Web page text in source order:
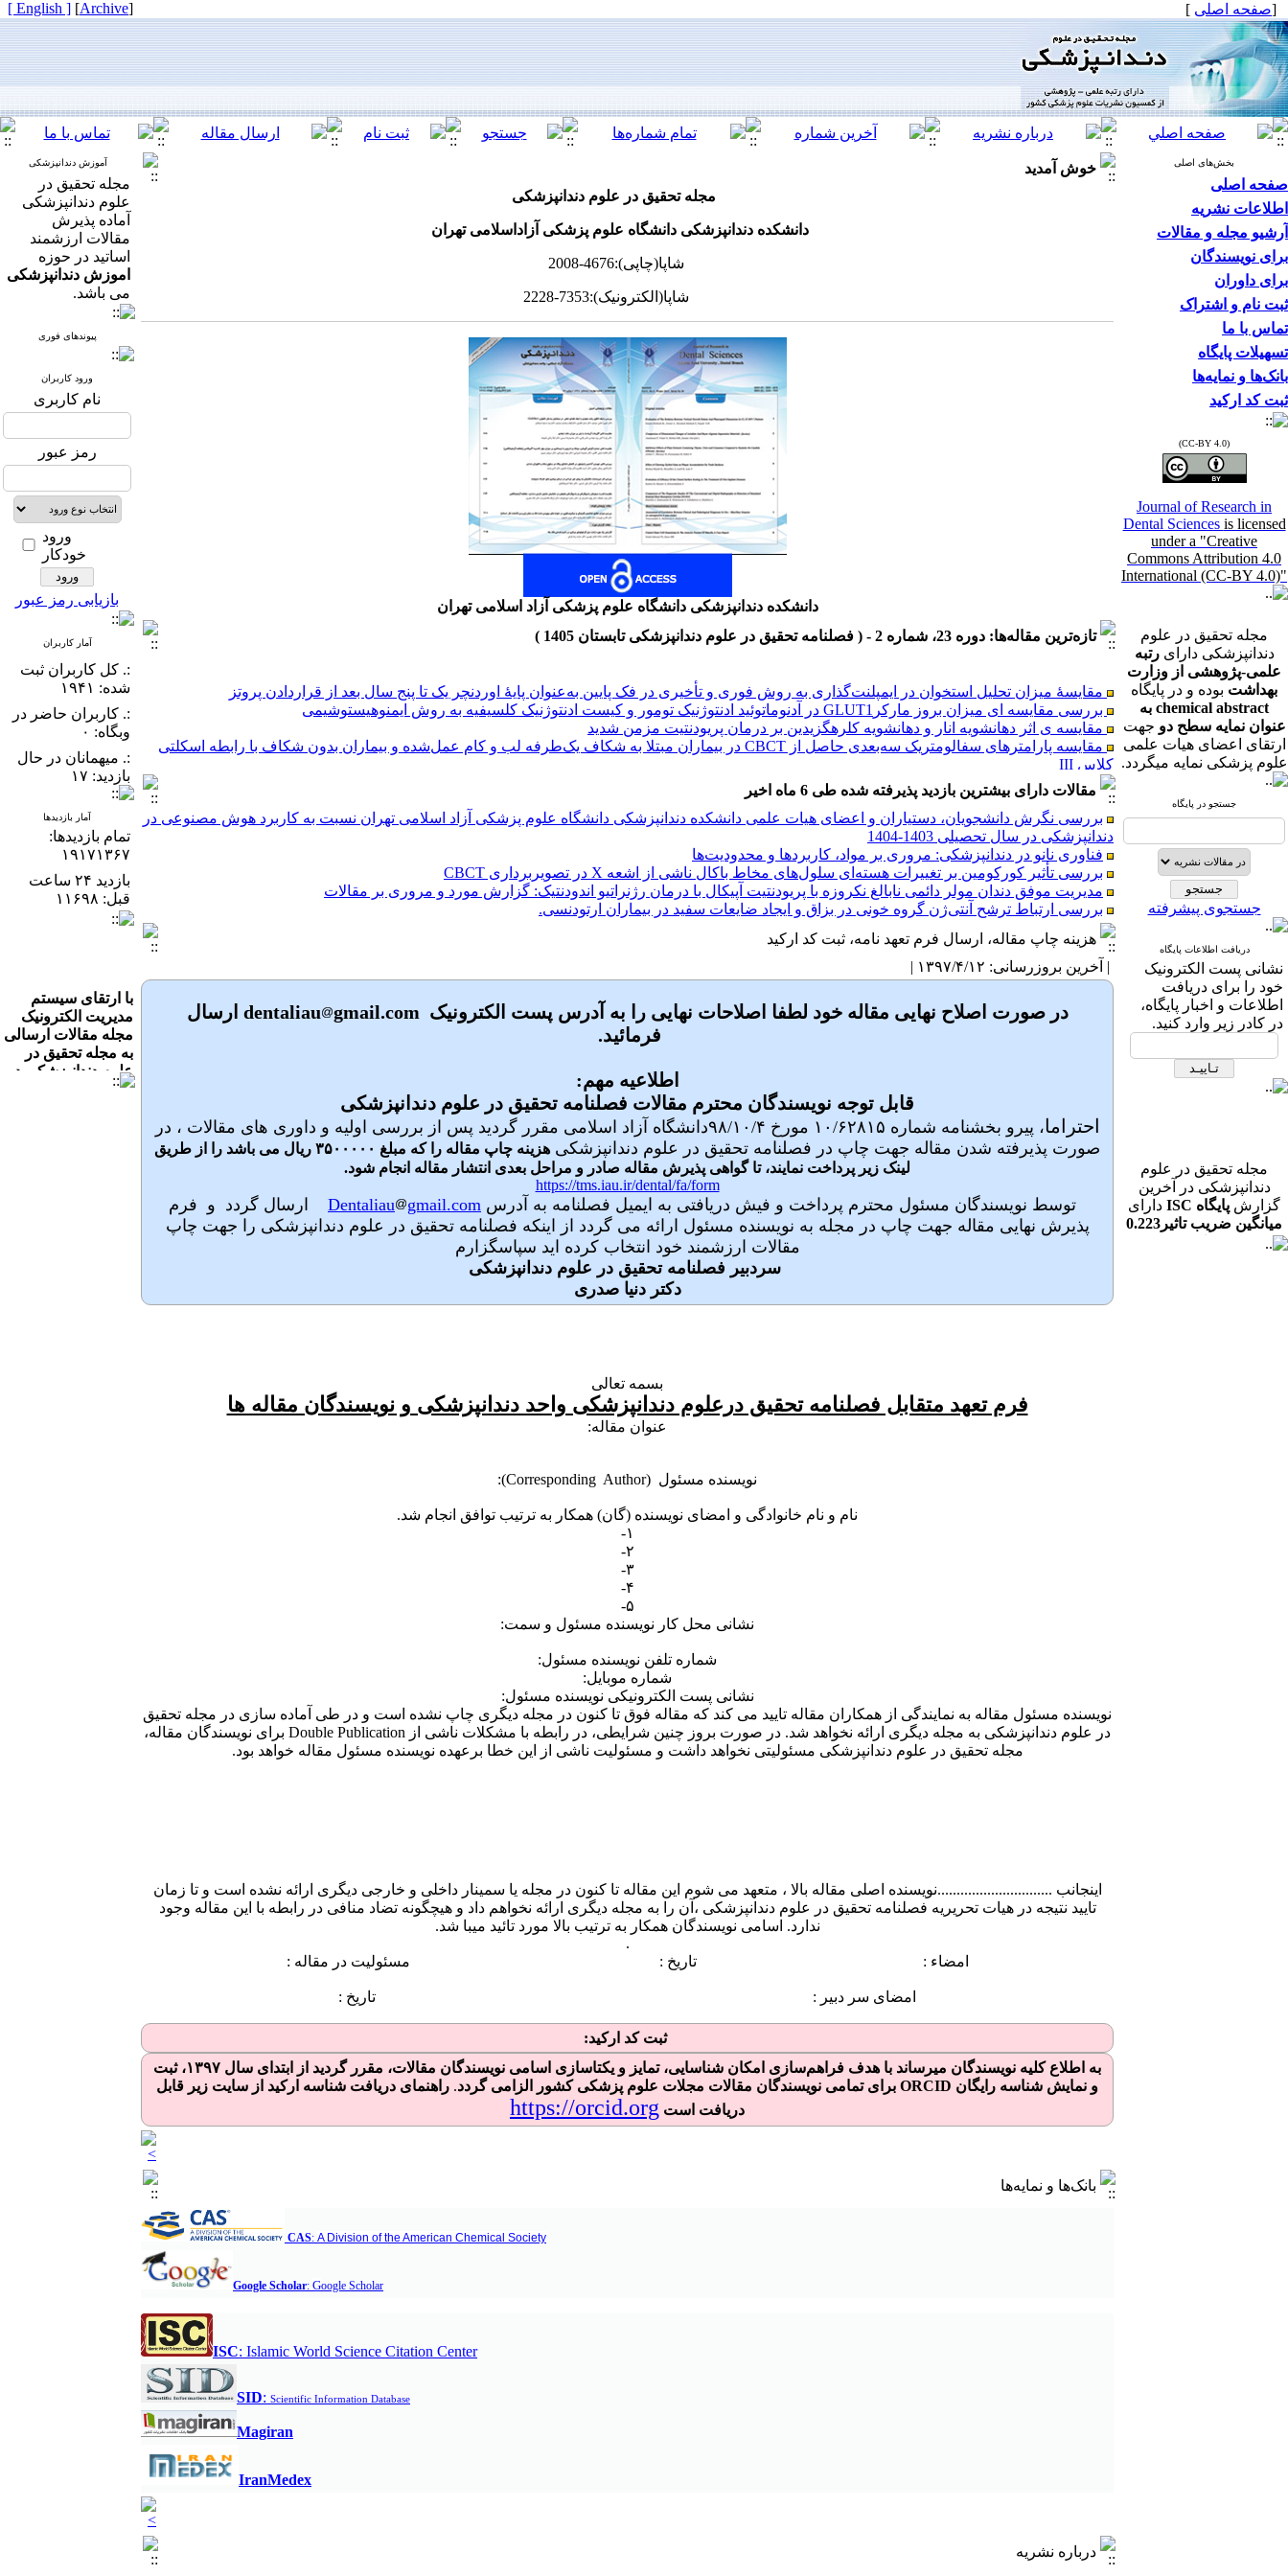
[صفحه اصلی ]
[
Archive
]
[ English ]
بخش‌های اصلی
صفحه اصلی
اطلاعات نشریه
آرشیو مجله و مقالات
برای نویسندگان
برای داوران
ثبت نام و اشتراک
تماس با ما
تسهیلات پایگاه
بانک‌ها و نمایه‌ها
ثبت کد ارکید
(CC-BY 4.0)
Journal of Research in
Dental Sciences is licensed
under a "Creative
Commons Attribution 4.0
International (CC-BY 4.0)"
مجله تحقیق در علوم
دندانپزشکی دارایرتبه
علمی-پژوهشی از وزارت
بهداشت بوده و در پایگاه
chemical abstract به
عنوان نمایه سطح دو جهت
ارتقای اعضای هیات علمی
علوم پزشکی نمایه میگردد.
جستجو در پایگاه
جستجوی پیشرفته
دریافت اطلاعات پایگاه
نشانی پست الكترونیک
خود را برای دریافت
اطلاعات و اخبار پایگاه،
در كادر زیر وارد كنید.
مجله تحقیق در علوم
دندانپزشکی در آخرین
گزارشپایگاه ISC
دارای
میانگین ضریب تاثیر0.223
در رشته دندانپزشکی می
خوش آمدید
مجله تحقیق در علوم دندانپزشکی
دانشکده دندانپزشکی دانشگاه علوم پزشکی آزاداسلامی تهران
شاپا(چاپی):4676-2008
شاپا(الکترونیک):7353-2228
دانشکده دندانپزشکی دانشگاه علوم پزشکی آزاد اسلامی تهران
تازه‌ترین مقاله‌ها: دوره 23، شماره 2 - ( فصلنامه تحقیق در علوم دندانپزشکی تابستان 1405 )
مقایسۀ میزان تحلیل استخوان در ایمپلنت‌گذاری به روش فوری و تأخیری در فک پایین به‌عنوان پایۀ اوردنچر یک تا پنج سال بعد از قراردادن پروتز
بررسی مقایسه ای میزان بروز مارکرGLUT1 در آدنوماتوئید ادنتوژنیک تومور و کیست ادنتوژنیک کلسیفیه به روش ایمنوهیستوشیمی
مقایسه ی اثر دهانشویه انار و دهانشویه کلرهگزیدین بر درمان پریودنتیت مزمن شدید
مقایسه پارامترهای سفالومتریک سه‌بعدی حاصل از CBCT در بیماران مبتلا به شکاف یک‌طرفه لب و کام عمل‌شده و بیماران بدون شکاف با رابطه اسکلتی
کلاس III
در بیماران مراجعه کننده به بیمارستان بو علی
ارتباط بین شاخص کورتیکال مندیبل (MCI) و تعداد دندان‌های باقی‌مانده در بزرگسالان ایرانی: یک مطالعه مقطعی تحلیلی بر اساس رادیوگرافی پانورامیک
رابطه بین الگوی رشد عمودی صورت و موقعیت کندیل در حفره گلنوئید: یک مطالعه CBCT
بررسی اثربخشی فیشورسیلانت در پیشگیری از پوسیدگی دندانی در کودکان12تا 14 سال؛ یک مطالعه گذشته نگر
ارزیابی دانش و نگرش دانشجویان دانشکده دندانپزشکی دانشگاه علوم پزشکی البرز در زمینه اخلاق حرفه‌ای در سال 1403
مقایسۀ میزان تحلیل استخوان در ایمپلنت‌گذاری به روش فوری و تأخیری در فک پایین به‌عنوان پایۀ اوردنچر یک تا پنج سال بعد از قراردادن پروتز
بررسی مقایسه ای میزان بروز مارکرGLUT1 در آدنوماتوئید ادنتوژنیک تومور و کیست ادنتوژنیک کلسیفیه به روش ایمنوهیستوشیمی
مقایسه ی اثر دهانشویه انار و دهانشویه کلرهگزیدین بر درمان پریودنتیت مزمن شدید
مقایسه پارامترهای سفالومتریک سه‌بعدی حاصل از CBCT در بیماران مبتلا به شکاف یک‌طرفه لب و کام عمل‌شده و بیماران بدون شکاف با رابطه اسکلتی
رابطه بین الگوی رشد عمودی صورت و موقعیت کندیل در حفره گلنوئید: یک مطالعه CBCT
بررسی اثربخشی فیشورسیلانت در پیشگیری از پوسیدگی دندانی در کودکان12تا 14 سال؛ یک مطالعه گذشته نگر
ارزیابی دانش و نگرش دانشجویان دانشکده دندانپزشکی دانشگاه علوم پزشکی البرز در زمینه اخلاق حرفه‌ای در سال 1403
مقالات دارای بیشترین بازدید پذیرفته شده طی 6 ماه اخیر
بررسی نگرش دانشجویان، دستیاران و اعضای هیات علمی دانشکده دندانپزشکی دانشگاه علوم پزشکی آزاد اسلامی تهران نسبت به کاربرد هوش مصنوعی در
دندانپزشکی در سال تحصیلی 1403-1404
فناوری نانو در دندانپزشکی: مروری بر مواد، کاربردها و محدودیت‌ها
بررسی تأثیر کورکومین بر تغییرات هسته‌ای سلول‌های مخاط باکال ناشی از اشعه X در تصویربرداری CBCT
مدیریت موفق دندان مولر دائمی نابالغ نکروزه با پریودنتیت آپیکال با درمان رژنراتیو اندودنتیک: گزارش مورد و مروری بر مقالات
بررسی ارتباط ترشح آنتی‌ژن گروه خونی در بزاق و ایجاد ضایعات سفید در بیماران ارتودنسی.
هزینه چاپ مقاله، ارسال فرم تعهد نامه، ثبت کد ارکید
| آخرین بروزرسانی: ۱۳۹۷/۴/۱۲ |
در صورت اصلاح نهایی مقاله خود لطفا اصلاحات نهایی را به آدرس پست الکترونیک dentaliau
gmail.com ارسال
فرمائید.
اطلاعیه مهم:
قابل توجه نویسندگان محترم مقالات فصلنامه تحقیق در علوم دندانپزشکی
احتراما
، پیرو بخشنامه شماره ۱۰/۶۲۸۱۵ مورخ ۹۸/۱۰/۴دانشگاه آزاد اسلامی مقرر گردید پس از بررسی اولیه و داوری های مقالات ، در
صورت پذیرفته شدن مقاله جهت چاپ در فصلنامه تحقیق در علوم دندانپزشکی
هزینه چاپ مقاله را که مبلغ ۳۵۰۰۰۰۰ ریال می باشد را از طریق
لینک زیر پرداخت نمایند، تا گواهی پذیرش مقاله صادر و مراحل بعدی انتشار مقاله انجام شود.
https://tms.iau.ir/dental/fa/form
توسط نویسندگان مسئول محترم پرداخت و فیش دریافتی به ایمیل فصلنامه به آدرس Dentaliau gmail.com ارسال گردد و فرم
پذیرش نهایی مقاله جهت چاپ در مجله به نویسنده مسئول ارائه می گردد از اینکه فصلنامه تحقیق در علوم دندانپزشکی را جهت چاپ
مقالات ارزشمند خود انتخاب کرده اید سپاسگزارم
سردبیر فصلنامه تحقیق در علوم دندانپزشکی
دکتر دنیا صدری
بسمه تعالی
فرم تعهد متقابل فصلنامه تحقیق درعلوم دندانپزشکی واحد دندانپزشکی و نویسندگان مقاله ها
عنوان مقاله:
نویسنده مسئول (Corresponding Author):
نام و نام خانوادگی و امضای نویسنده (گان) همکار به ترتیب توافق انجام شد.
۱-
۲-
۳-
۴-
۵-
نشانی محل کار نویسنده مسئول و سمت:
شماره تلفن نویسنده مسئول:
شماره موبایل:
نشانی پست الکترونیکی نویسنده مسئول:
نویسنده مسئول مقاله به نمایندگی از همکاران مقاله تایید می کند که مقاله فوق تا کنون در مجله دیگری چاپ نشده است و در طی آماده سازی در مجله تحقیق
در علوم دندانپزشکی به مجله دیگری ارائه نخواهد شد. در صورت بروز چنین شرایطی، در رابطه با مشکلات ناشی از Double Publication برای نویسندگان مقاله،
مجله تحقیق در علوم دندانپزشکی مسئولیتی نخواهد داشت و مسئولیت ناشی از این خطا برعهده نویسنده مسئول مقاله خواهد بود.
اینجانب ..............................نویسنده اصلی مقاله بالا ، متعهد می شوم این مقاله تا کنون در مجله یا سمینار داخلی و خارجی دیگری ارائه نشده است و تا زمان
تایید نتیجه در هیات تحریریه فصلنامه تحقیق در علوم دندانپزشکی ،آن را به مجله دیگری ارائه نخواهم داد و هیچگونه تضاد منافی در رابطه با این مقاله وجود
ندارد. اسامی نویسندگان همکار به ترتیب بالا مورد تائید میبا شد.
.
امضاء : تاریخ : مسئولیت در مقاله :
امضای سر دبیر : تاریخ :
ثبت کد ارکید:
به اطلاع کلیه نویسندگان میرساند با هدف فراهم‌سازی امکان شناسایی، تمایز و یکتاسازی اسامی نویسندگان مقالات، مقرر گردید از ابتدای سال ۱۳۹۷،‌ ثبت
و نمایش شناسه رایگان ORCID برای تمامی نویسندگان مقالات مجلات علوم پزشکی کشور الزامی‌ گردد. راهنمای دریافت شناسه ارکید از سایت زیر قابل
دریافت است https://orcid.org
بانک‌ها و نمایه‌ها
CAS: A Division of the American Chemical Society
Google Scholar: Google Scholar
ISC: Islamic World Science Citation Center
SID: Scientific Information Database
Magiran
IranMedex
درباره نشریه
آموزش دندانپزشکی
مجله تحقیق در
علوم دندانپزشکی
آماده پذیرش
مقالات ارزشمند
اساتید در حوزه
اموزش دندانپزشکی
می باشد.
پیوندهای فوری
ورود کاربران
نام کاربری
رمز عبور
ورود
خودکار
بازیابی رمز عبور
آمار کاربران
:. کل کاربران ثبت
شده: ۱۹۴۱
:. کاربران حاضر در
وبگاه: ۰
:. میهمانان در حال
بازدید: ۱۷
آمار بازدیدها
تمام بازدید‌ها:
۱۹۱۷۱۳۶۷
بازدید ۲۴ ساعت
قبل: ۱۱۶۹۸
مدیریت الکترونیک
مجله مقالات ارسالی
به مجله تحقیق در
علوم دندانپزشکی در